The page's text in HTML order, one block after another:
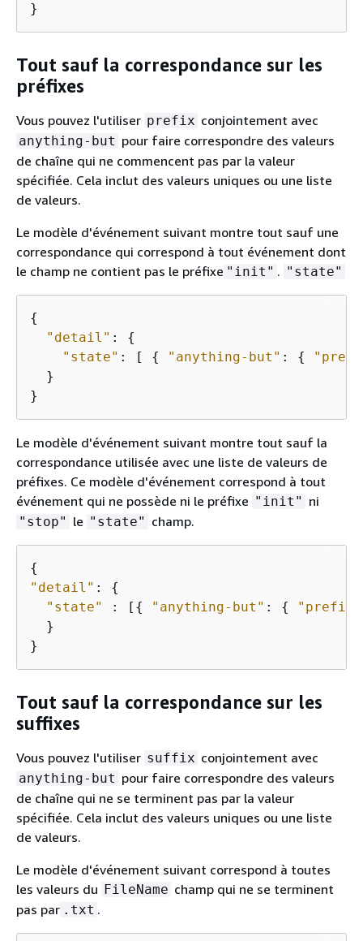
}
Tout sauf la correspondance sur les
préfixes
Vous pouvez l'utiliser prefix conjointement avec
anything-but pour faire correspondre des valeurs
de chaîne qui ne commencent pas par la valeur
spécifiée. Cela inclut des valeurs uniques ou une liste
de valeurs.
Le modèle d'événement suivant montre tout sauf une
correspondance qui correspond à tout événement dont
le champ ne contient pas le préfixe "init" . "state"
{
"detail" : {
"state" : [ { "anything-but" : {
  }
}
Le modèle d'événement suivant montre tout sauf la
correspondance utilisée avec une liste de valeurs de
préfixes. Ce modèle d'événement correspond à tout
événement qui ne possède ni le préfixe "init" ni
"stop" le "state" champ.
{
"detail" : {
"state"
: [ { "anything-but" : { "prefix"
  }
}
Tout sauf la correspondance sur les
suffixes
Vous pouvez l'utiliser suffix conjointement avec
anything-but pour faire correspondre des valeurs
de chaîne qui ne se terminent pas par la valeur
spécifiée. Cela inclut des valeurs uniques ou une liste
de valeurs.
Le modèle d'événement suivant correspond à toutes
les valeurs du FileName champ qui ne se terminent
pas par .txt .